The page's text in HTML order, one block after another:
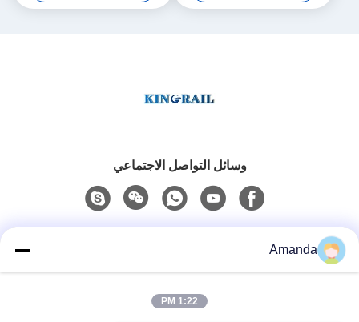
وسائل التواصل الاجتماعي
0086-15556982932
Amanda
1:22 PM